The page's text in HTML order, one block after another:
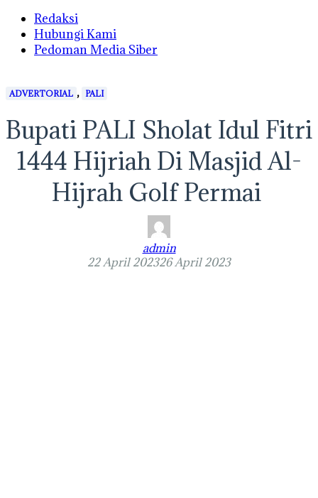
Redaksi
Hubungi Kami
Pedoman Media Siber
ADVERTORIAL , PALI
Bupati PALI Sholat Idul Fitri
1444 Hijriah Di Masjid Al-
Hijrah Golf Permai
admin
22 April 202326 April 2023